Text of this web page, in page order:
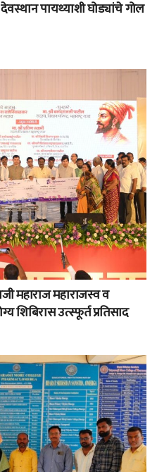
पायथ्याशी घोड्यांचे गोल
महाराज महाराजस्व व
शिबिरास उत्स्फूर्त प्रतिसाद